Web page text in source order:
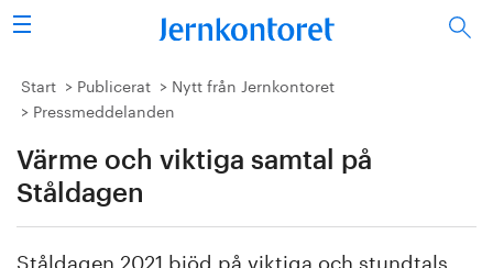
Sök
Stålindustrin
Forskning/utbildning
Energi/miljö
Start Publicerat
Nytt från Jernkontoret
Pressmeddelanden
Värme och viktiga samtal på
Ståldagen
Ståldagen 2021 bjöd på viktiga och stundtals